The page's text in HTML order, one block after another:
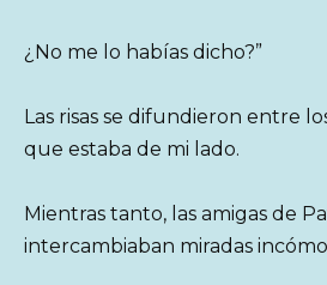
¿No me lo habías dicho?”
Las risas se difundieron entre
que estaba de mi lado.
Mientras tanto, las amigas de
intercambiaban miradas